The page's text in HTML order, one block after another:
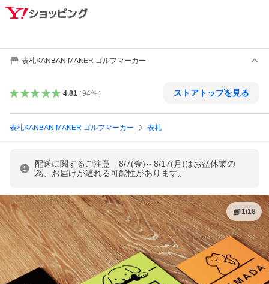
表札KANBAN MAKER ゴルフマーカー
4.81（94件） ストアトップを見る
表札KANBAN MAKER ゴルフマーカー 表札
配送に関するご注意 8/7(金)～8/17(月)はお盆休業の
為、お届けが遅れる可能性があります。
1/18